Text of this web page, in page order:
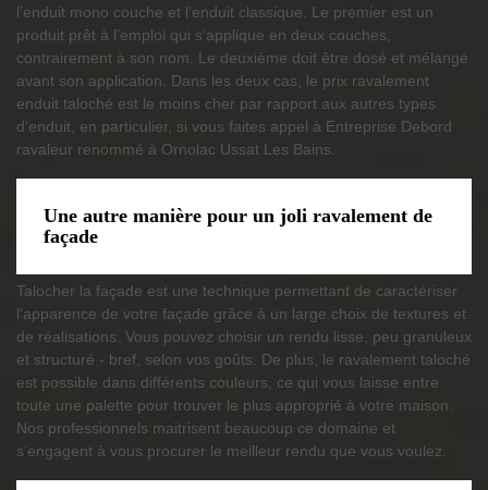
l’enduit mono couche et l’enduit classique. Le premier est un
produit prêt à l’emploi qui s’applique en deux couches,
contrairement à son nom. Le deuxième doit être dosé et mélangé
avant son application. Dans les deux cas, le prix ravalement
enduit taloché est le moins cher par rapport aux autres types
d’enduit, en particulier, si vous faites appel à Entreprise Debord
ravaleur renommé à Ornolac Ussat Les Bains.
Une autre manière pour un joli ravalement de
façade
Talocher la façade est une technique permettant de caractériser
l’apparence de votre façade grâce à un large choix de textures et
de réalisations. Vous pouvez choisir un rendu lisse, peu granuleux
et structuré - bref, selon vos goûts. De plus, le ravalement taloché
est possible dans différents couleurs, ce qui vous laisse entre
toute une palette pour trouver le plus approprié à votre maison.
Nos professionnels maitrisent beaucoup ce domaine et
s’engagent à vous procurer le meilleur rendu que vous voulez.